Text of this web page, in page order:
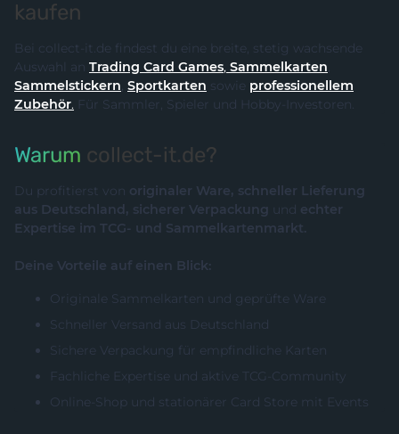
kaufen
Bei collect-it.de findest du eine breite, stetig wachsende
Auswahl an
Trading Card Games, Sammelkarten,
Sammelstickern, Sportkarten sowie professionellem
Zubehör. Für Sammler, Spieler und Hobby-Investoren.
Warum collect-it.de?
Du profitierst von originaler Ware, schneller Lieferung
aus Deutschland, sicherer Verpackung und echter
Expertise im TCG- und Sammelkartenmarkt.
Deine Vorteile auf einen Blick:
Originale Sammelkarten und geprüfte Ware
Schneller Versand aus Deutschland
Sichere Verpackung für empfindliche Karten
Fachliche Expertise und aktive TCG-Community
Online-Shop und stationärer Card Store mit Events